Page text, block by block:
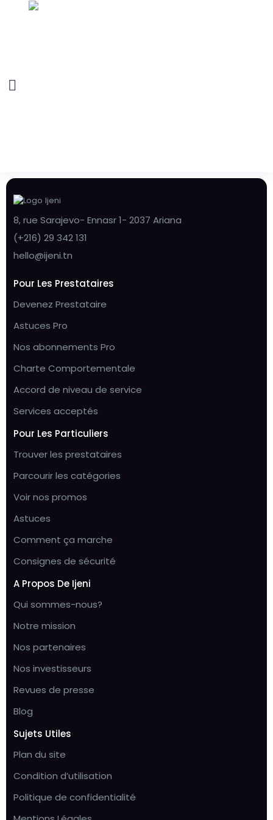
8, rue Sarajevo- Ennasr 1- 2037 Ariana
(+216) 29 342 131
hello@ijeni.tn
Pour Les Prestataires
Devenez Prestataire
Astuces Pro
Nos abonnements Pro
Charte Comportementale
Accord de niveau de service
Services acceptés
Pour Les Particuliers
Trouver les prestataires
Parcourir les catégories
Voir nos promos
Astuces
Comment ça marche
Consignes de sécurité
A Propos De Ijeni
Qui sommes-nous?
Notre mission
Nos partenaires
Nos investisseurs
Revues de presse
Blog
Sujets Utiles
Plan du site
Condition d’utilisation
Politique de confidentialité